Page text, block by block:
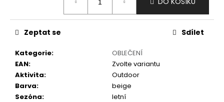
Kategorie:
OBLEČENÍ
EAN:
Zvolte variantu
Aktivita:
Outdoor
Barva:
beige
Sezóna:
letní
Zeptat se Sdílet
e